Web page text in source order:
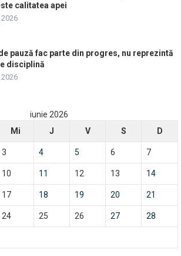
calitatea apei
2026
pauză fac parte din progres, nu reprezintă
disciplină
2026
iunie 2026
Mi J V S D
3 4 5 6 7
10 11 12 13 14
17 18 19 20 21
24 25 26 27 28